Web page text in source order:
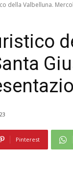
della Valbelluna.
Pinterest